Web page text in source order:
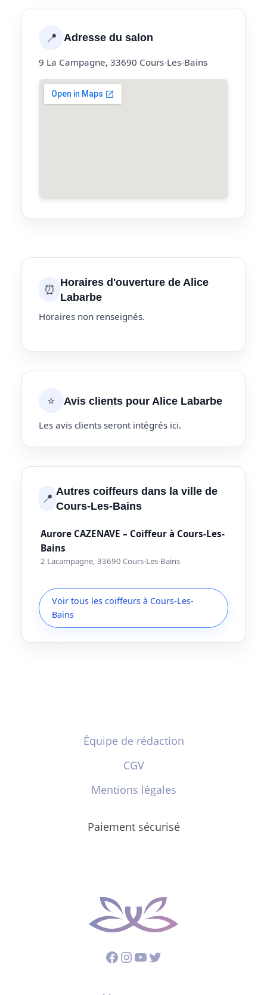
📍 Adresse du salon
9 La Campagne, 33690 Cours-Les-Bains
⏰ Horaires d'ouverture de Alice
Labarbe
Horaires non renseignés.
⭐ Avis clients pour Alice Labarbe
Les avis clients seront intégrés ici.
📍 Autres coiffeurs dans la ville de
Cours-Les-Bains
Aurore CAZENAVE – Coiffeur à Cours-Les-
Bains
2 Lacampagne, 33690 Cours-Les-Bains
Voir tous les coiffeurs à Cours-Les-
Bains
Équipe de rédaction
CGV
Mentions légales
Paiement sécurisé
Facebook
Instagram
YouTube
Twitter